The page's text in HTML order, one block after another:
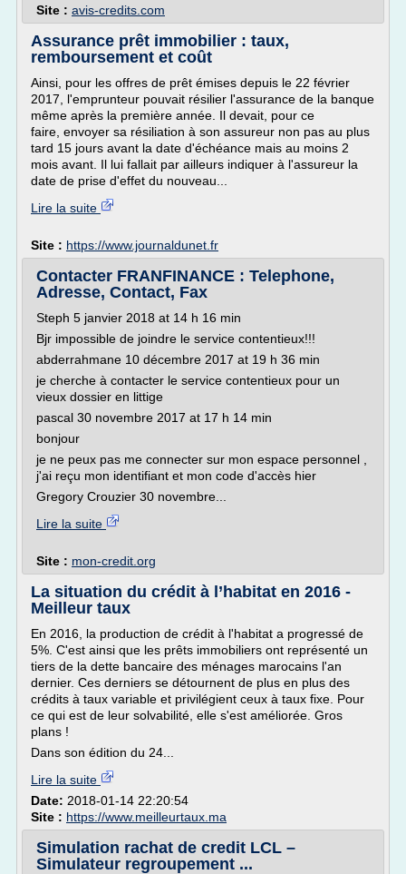
Site : avis-credits.com
Assurance prêt immobilier : taux,
remboursement et coût
Ainsi, pour les offres de prêt émises depuis le 22 février
2017, l'emprunteur pouvait résilier l'assurance de la banque
même après la première année. Il devait, pour ce
faire, envoyer sa résiliation à son assureur non pas au plus
tard 15 jours avant la date d'échéance mais au moins 2
mois avant. Il lui fallait par ailleurs indiquer à l'assureur la
date de prise d'effet du nouveau...
Lire la suite
Site : https://www.journaldunet.fr
Contacter FRANFINANCE : Telephone,
Adresse, Contact, Fax
Steph 5 janvier 2018 at 14 h 16 min
Bjr impossible de joindre le service contentieux!!!
abderrahmane 10 décembre 2017 at 19 h 36 min
je cherche à contacter le service contentieux pour un
vieux dossier en littige
pascal 30 novembre 2017 at 17 h 14 min
bonjour
je ne peux pas me connecter sur mon espace personnel ,
j'ai reçu mon identifiant et mon code d'accès hier
Gregory Crouzier 30 novembre...
Lire la suite
Site : mon-credit.org
La situation du crédit à l’habitat en 2016 -
Meilleur taux
En 2016, la production de crédit à l'habitat a progressé de
5%. C'est ainsi que les prêts immobiliers ont représenté un
tiers de la dette bancaire des ménages marocains l'an
dernier. Ces derniers se détournent de plus en plus des
crédits à taux variable et privilégient ceux à taux fixe. Pour
ce qui est de leur solvabilité, elle s'est améliorée. Gros
plans !
Dans son édition du 24...
Lire la suite
Date: 2018-01-14 22:20:54
Site : https://www.meilleurtaux.ma
Simulation rachat de credit LCL –
Simulateur regroupement ...